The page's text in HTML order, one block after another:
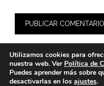
Utilizamos cookies para
nuestra web. Ver Política de
Puedes aprender más sobre
desactivarlas en los ajustes.